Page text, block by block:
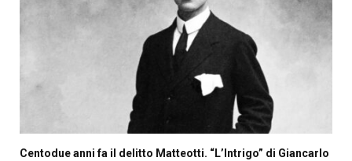
Centodue anni fa il delitto Matteotti. “L’Intrigo” di Giancarlo